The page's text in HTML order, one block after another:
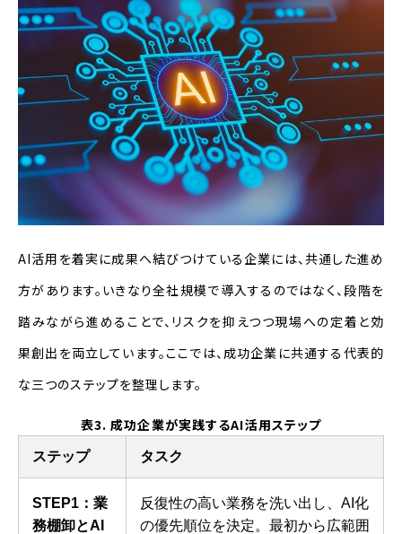
AI活用を着実に成果へ結びつけている企業には、共通した進め
方があります。いきなり全社規模で導入するのではなく、段階を
踏みながら進めることで、リスクを抑えつつ現場への定着と効
果創出を両立しています。ここでは、成功企業に共通する代表的
な三つのステップを整理します。
表3. 成功企業が実践するAI活用ステップ
ステップ タスク
STEP1：業
務棚卸とAI
反復性の高い業務を洗い出し、AI化
の優先順位を決定。最初から広範囲